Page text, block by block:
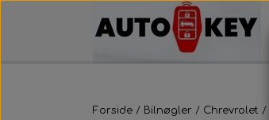
Forside Bilnøgler Chrevrolet